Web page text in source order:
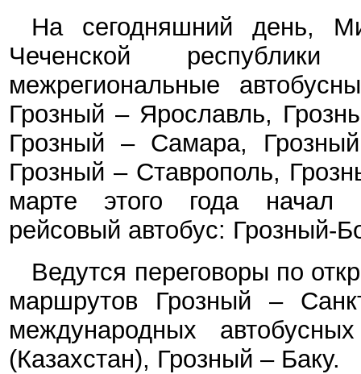
На сегодняшний день,
Чеченской
межрегиональные
Грозный – Ярославль,
Грозный – Самара,
Грозный – Ставрополь,
марте этого года начал
рейсовый автобус: Грозный-
Ведутся переговоры по
маршрутов Грозный –
международных
(Казахстан), Грозный – Баку.